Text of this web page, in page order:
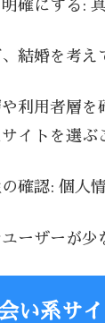
明確にする:
結婚を考
利用者層を
イトを選ぶ
確認: 個人
ーザーが少
い系サ